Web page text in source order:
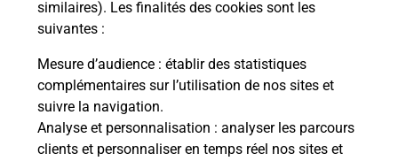
similaires). Les finalités des cookies sont les
suivantes :
Mesure d’audience : établir des statistiques
complémentaires sur l’utilisation de nos sites et
suivre la navigation.
Analyse et personnalisation : analyser les parcours
clients et personnaliser en temps réel nos sites et
Boîte aux Lettres La Poste
Prochaine collecte du courrierlundià 13h00
Le lien s'ouvre dans un nouvel onglet